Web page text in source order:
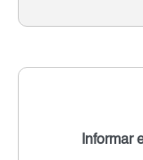
Informar